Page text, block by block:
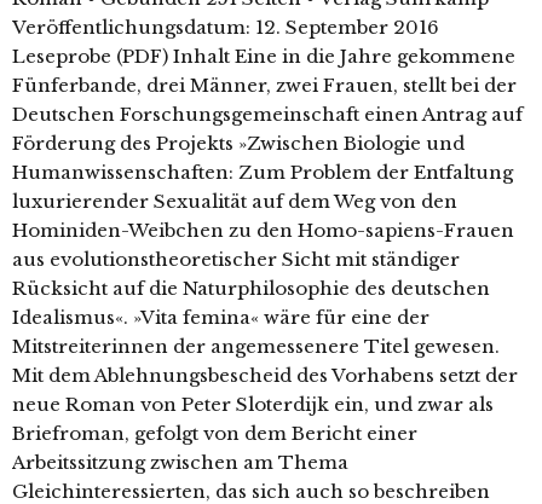
Veröffentlichungsdatum: 12. September 2016
Leseprobe (PDF) Inhalt Eine in die Jahre gekommene
Fünferbande, drei Männer, zwei Frauen, stellt bei der
Deutschen Forschungsgemeinschaft einen Antrag auf
Förderung des Projekts »Zwischen Biologie und
Humanwissenschaften: Zum Problem der Entfaltung
luxurierender Sexualität auf dem Weg von den
Hominiden-Weibchen zu den Homo-sapiens-Frauen
aus evolutionstheoretischer Sicht mit ständiger
Rücksicht auf die Naturphilosophie des deutschen
Idealismus«. »Vita femina« wäre für eine der
Mitstreiterinnen der angemessenere Titel gewesen.
Mit dem Ablehnungsbescheid des Vorhabens setzt der
neue Roman von Peter Sloterdijk ein, und zwar als
Briefroman, gefolgt von dem Bericht einer
Arbeitssitzung zwischen am Thema
Gleichinteressierten, das sich auch so beschreiben